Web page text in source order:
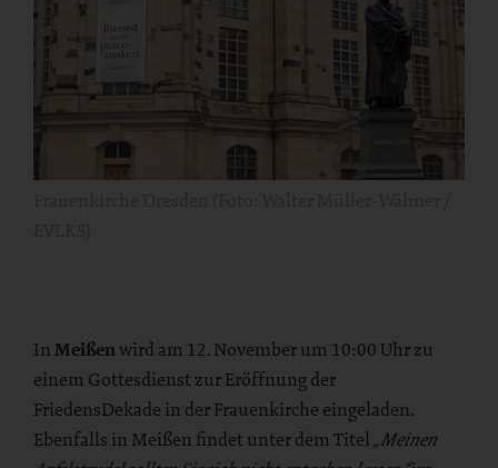
InMeißenwird am 12. November um 10:00 Uhr zu
einem Gottesdienst zur Eröffnung der
FriedensDekade in der Frauenkirche eingeladen.
Ebenfalls in Meißen findet unter dem Titel „Meinen